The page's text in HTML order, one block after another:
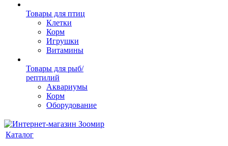
Товары для птиц
Клетки
Корм
Игрушки
Витамины
Товары для рыб/
рептилий
Аквариумы
Корм
Оборудование
Каталог